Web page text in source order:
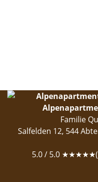
Familie
Salfelden 12, 544
5.0/ 5.0 ★★★★★(